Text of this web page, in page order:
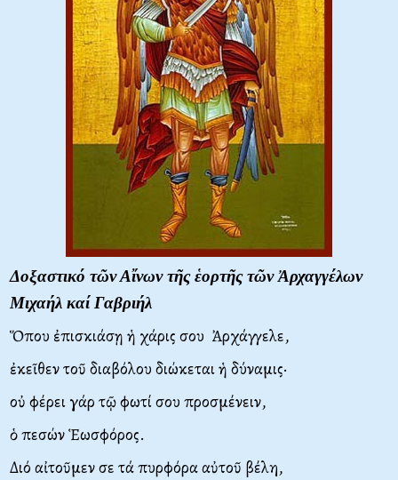
Δοξαστικό τῶν Αἴνων τῆς ἑορτῆς τῶν Ἀρχαγγέλων
Μιχαήλ καί Γαβριήλ
Ὅπου ἐπισκιάσῃ ἡ χάρις σου Ἀρχάγγελε,
ἐκεῖθεν τοῦ διαβόλου διώκεται ἡ δύναμις·
οὐ φέρει γάρ τῷ φωτί σου προσμένειν,
ὁ πεσών Ἑωσφόρος.
Διό αἰτοῦμεν σε τά πυρφόρα αὐτοῦ βέλη,